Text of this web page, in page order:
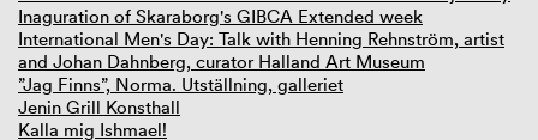
Inaguration of Skaraborg's GIBCA Extended week
International Men's Day: Talk with Henning Rehnström, artist
and Johan Dahnberg, curator Halland Art Museum
”Jag Finns”, Norma. Utställning, galleriet
Jenin Grill Konsthall
Kalla mig Ishmael!